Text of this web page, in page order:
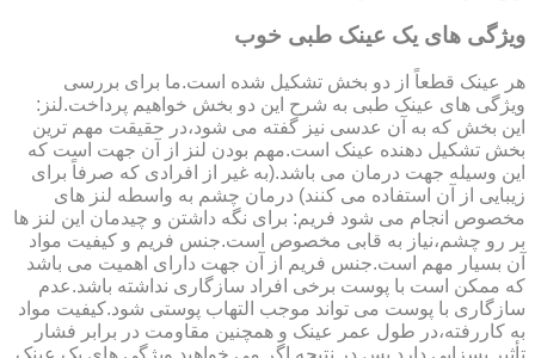
ویژگی های یک عینک طبی خوب
هر عینک قطعاً از دو بخش تشکیل شده است.ما برای بررسی
ویژگی های عینک طبی به شرح این دو بخش خواهیم پرداخت.لنز:
این بخش که به آن عدسی نیز گفته می شود،در حقیقت مهم ترین
بخش تشکیل دهنده عینک است.مهم بودن لنز از آن جهت است که
این وسیله جهت درمان می باشد.(به غیر از افرادی که صرفاً برای
زیبایی از آن استفاده می کنند) درمان چشم به واسطه لنز های
مخصوص انجام می شود فریم: برای نگه داشتن و چیدمان این لنز ها
بر رو چشم،نیاز به قابی مخصوص است.جنس فریم و کیفیت مواد
آن بسیار مهم است.جنس فریم از آن جهت دارای اهمیت می باشد
که ممکن است با پوست برخی افراد سازگاری نداشته باشد.عدم
سازگاری با پوست می تواند موجب التهاب پوستی شود.کیفیت مواد
به کاررفته،در طول عمر عینک و همچنین مقاومت در برابر فشار